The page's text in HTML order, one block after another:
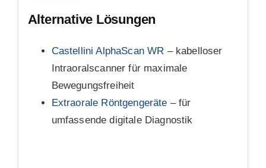
Alternative Lösungen
Castellini AlphaScan WR – kabelloser
Intraoralscanner für maximale
Bewegungsfreiheit
Extraorale Röntgengeräte – für
umfassende digitale Diagnostik